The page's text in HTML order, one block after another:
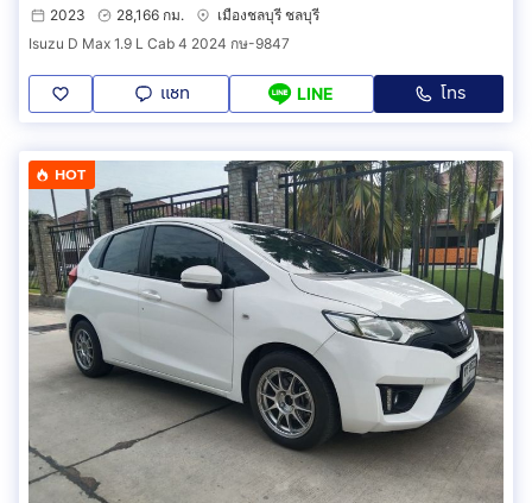
2023
28,166 กม.
เมืองชลบุรี ชลบุรี
Isuzu D Max 1.9 L Cab 4 2024 กษ-9847
แชท LINE โทร
HOT